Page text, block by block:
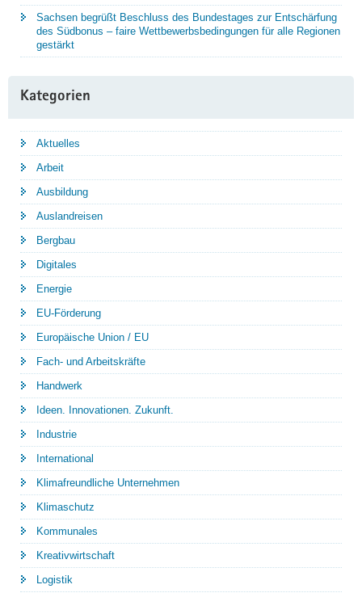
Sachsen begrüßt Beschluss des Bundestages zur Entschärfung
des Südbonus – faire Wettbewerbsbedingungen für alle Regionen
gestärkt
Kategorien
Aktuelles
Arbeit
Ausbildung
Auslandreisen
Bergbau
Digitales
Energie
EU-Förderung
Europäische Union / EU
Fach- und Arbeitskräfte
Handwerk
Ideen. Innovationen. Zukunft.
Industrie
International
Klimafreundliche Unternehmen
Klimaschutz
Kommunales
Kreativwirtschaft
Logistik